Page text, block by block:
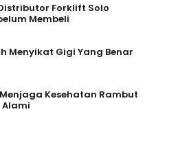
Forklift Solo
Membeli
Menyikat Gigi Yang Benar
Kesehatan Rambut